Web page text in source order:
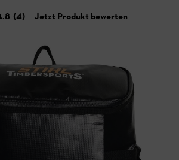
(4) Jetzt Produkt bewerten